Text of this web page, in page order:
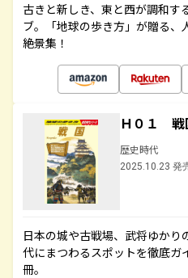
古きと新しき、東と西が調和す
ブ。「地球の歩き方」が贈る、
絶景集！
Ｈ０１ 戦
歴史時代
2025.10.23 発
日本の城や古戦場、武将ゆか
代にまつわるスポットを徹底ガ
冊。